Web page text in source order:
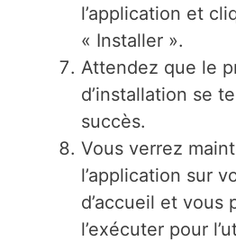
l’application et
« Installer ».
Attendez que le
d’installation se
succès.
Vous verrez
l’application sur
d’accueil et vous
l’exécuter pour